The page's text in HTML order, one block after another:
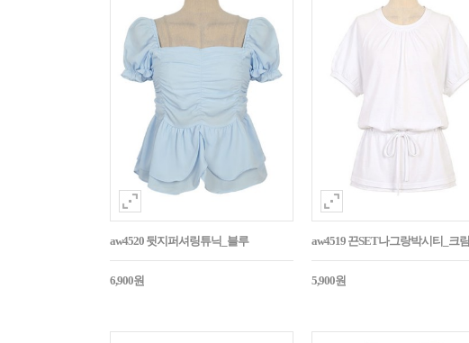
aw4520 뒷지퍼셔링튜닉_블루
6,900원
aw4519 끈SET나그랑박시티_크림
5,900원